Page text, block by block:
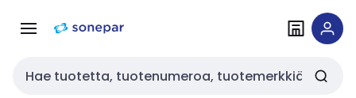
navigointiinsisältöön
Haku